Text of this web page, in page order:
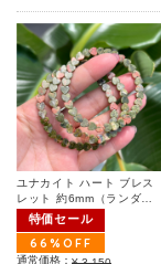
ユナカイト ハート ブレス
レット 約6mm（ランダム
｜欠け有）
特価セール
66%OFF
通常価格：